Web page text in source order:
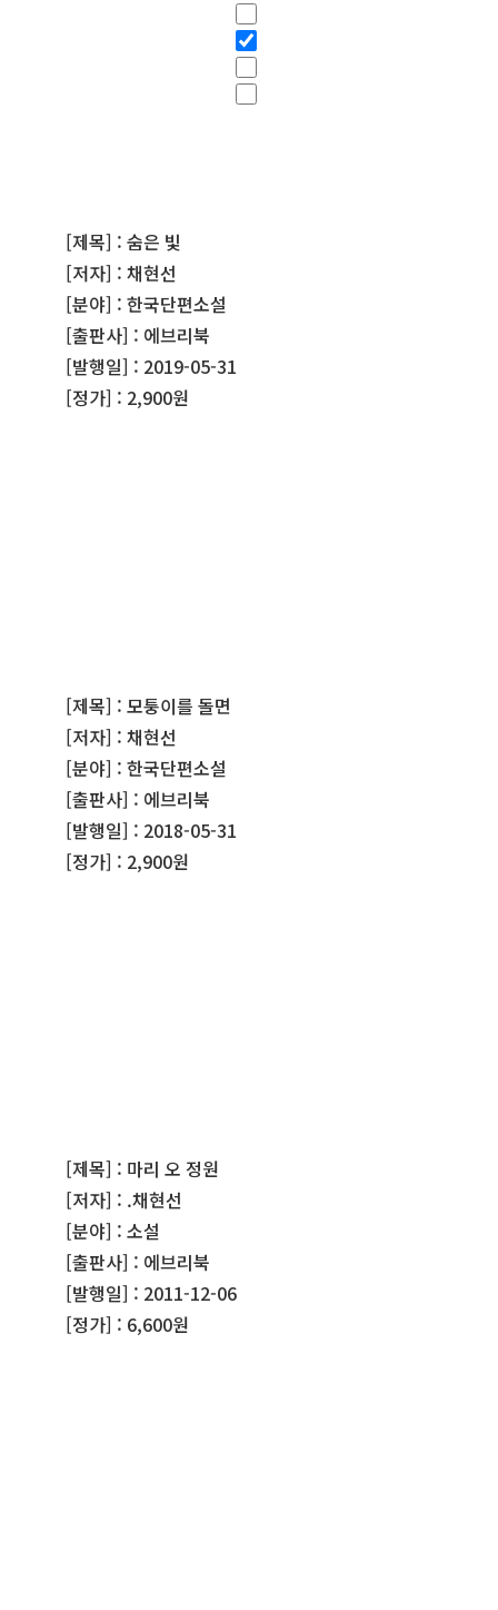
[제목] : 숨은 빛
[저자] : 채현선
[분야] : 한국단편소설
[출판사] : 에브리북
[발행일] : 2019-05-31
[정가] : 2,900원
[제목] : 모퉁이를 돌면
[저자] : 채현선
[분야] : 한국단편소설
[출판사] : 에브리북
[발행일] : 2018-05-31
[정가] : 2,900원
[제목] : 마리 오 정원
[저자] : .채현선
[분야] : 소설
[출판사] : 에브리북
[발행일] : 2011-12-06
[정가] : 6,600원